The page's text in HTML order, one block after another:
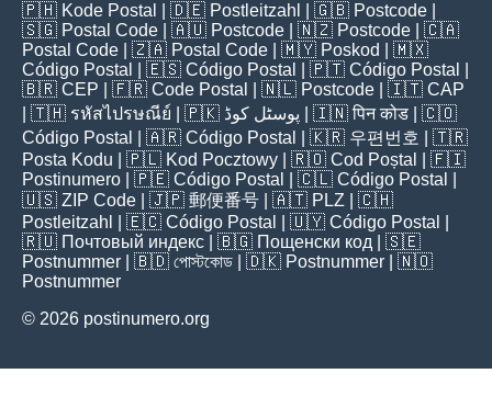
🇵🇭 Kode Postal | 🇩🇪 Postleitzahl | 🇬🇧 Postcode
🇸🇬 Postal Code | 🇦🇺 Postcode | 🇳🇿 Postcode | 🇨🇦
Postal Code | 🇿🇦 Postal Code | 🇲🇾 Poskod
| 🇲🇽
Código Postal
| 🇪🇸 Código Postal | 🇵🇹 Código Postal
🇧🇷 CEP | 🇫🇷 Code Postal | 🇳🇱 Postcode | 🇮🇹 CAP
| 🇹🇭 รหัสไปรษณีย์ | 🇵🇰 پوسٹل کوڈ | 🇮🇳पिन कोड | 🇨🇴
Código Postal
| 🇦🇷 Código Postal | 🇰🇷 우편번호
| 🇹🇷
Posta Kodu | 🇵🇱 Kod Pocztowy | 🇷🇴 Cod Poștal
| 🇫🇮
Postinumero | 🇵🇪 Código Postal | 🇨🇱 Código Postal
🇺🇸 ZIP Code | 🇯🇵 郵便番号 | 🇦🇹 PLZ | 🇨🇭
Postleitzahl
| 🇪🇨 Código Postal | 🇺🇾 Código Postal
🇷🇺 Почтовый индекс | 🇧🇬 Пощенски код | 🇸🇪
Postnummer | 🇧🇩 পোস্টকোড | 🇩🇰 Postnummer | 🇳🇴
Postnummer
© 2026 postinumero.org